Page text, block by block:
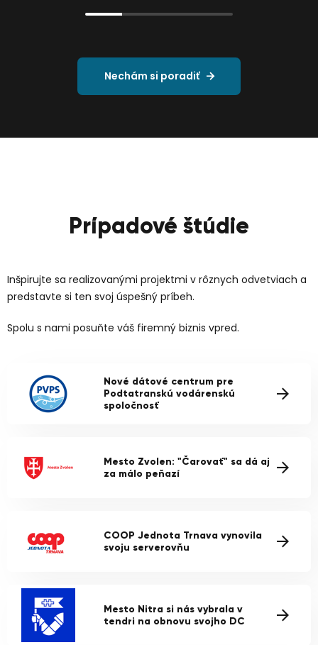
Nechám si poradiť
Nové dátové centrum pre
Podtatranskú vodárenskú
spoločnosť
Mesto Zvolen: "Čarovať" sa dá aj
za málo peňazí
COOP Jednota Trnava vynovila
svoju serverovňu
Mesto Nitra si nás vybrala v
tendri na obnovu svojho DC
Prípadové štúdie
Inšpirujte sa realizovanými projektmi v rôznych odvetviach a
predstavte si ten svoj úspešný príbeh.
Spolu s nami posuňte váš firemný biznis vpred.